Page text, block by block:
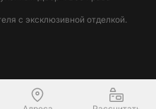
с эксклюзивной отделкой.